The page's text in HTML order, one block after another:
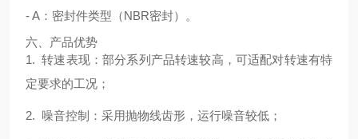
- A：密封件类型（NBR密封）。
六、产品优势
1. 转速表现：部分系列产品转速较高，可适配对转速有特
定要求的工况；
2. 噪音控制：采用抛物线齿形，运行噪音较低；